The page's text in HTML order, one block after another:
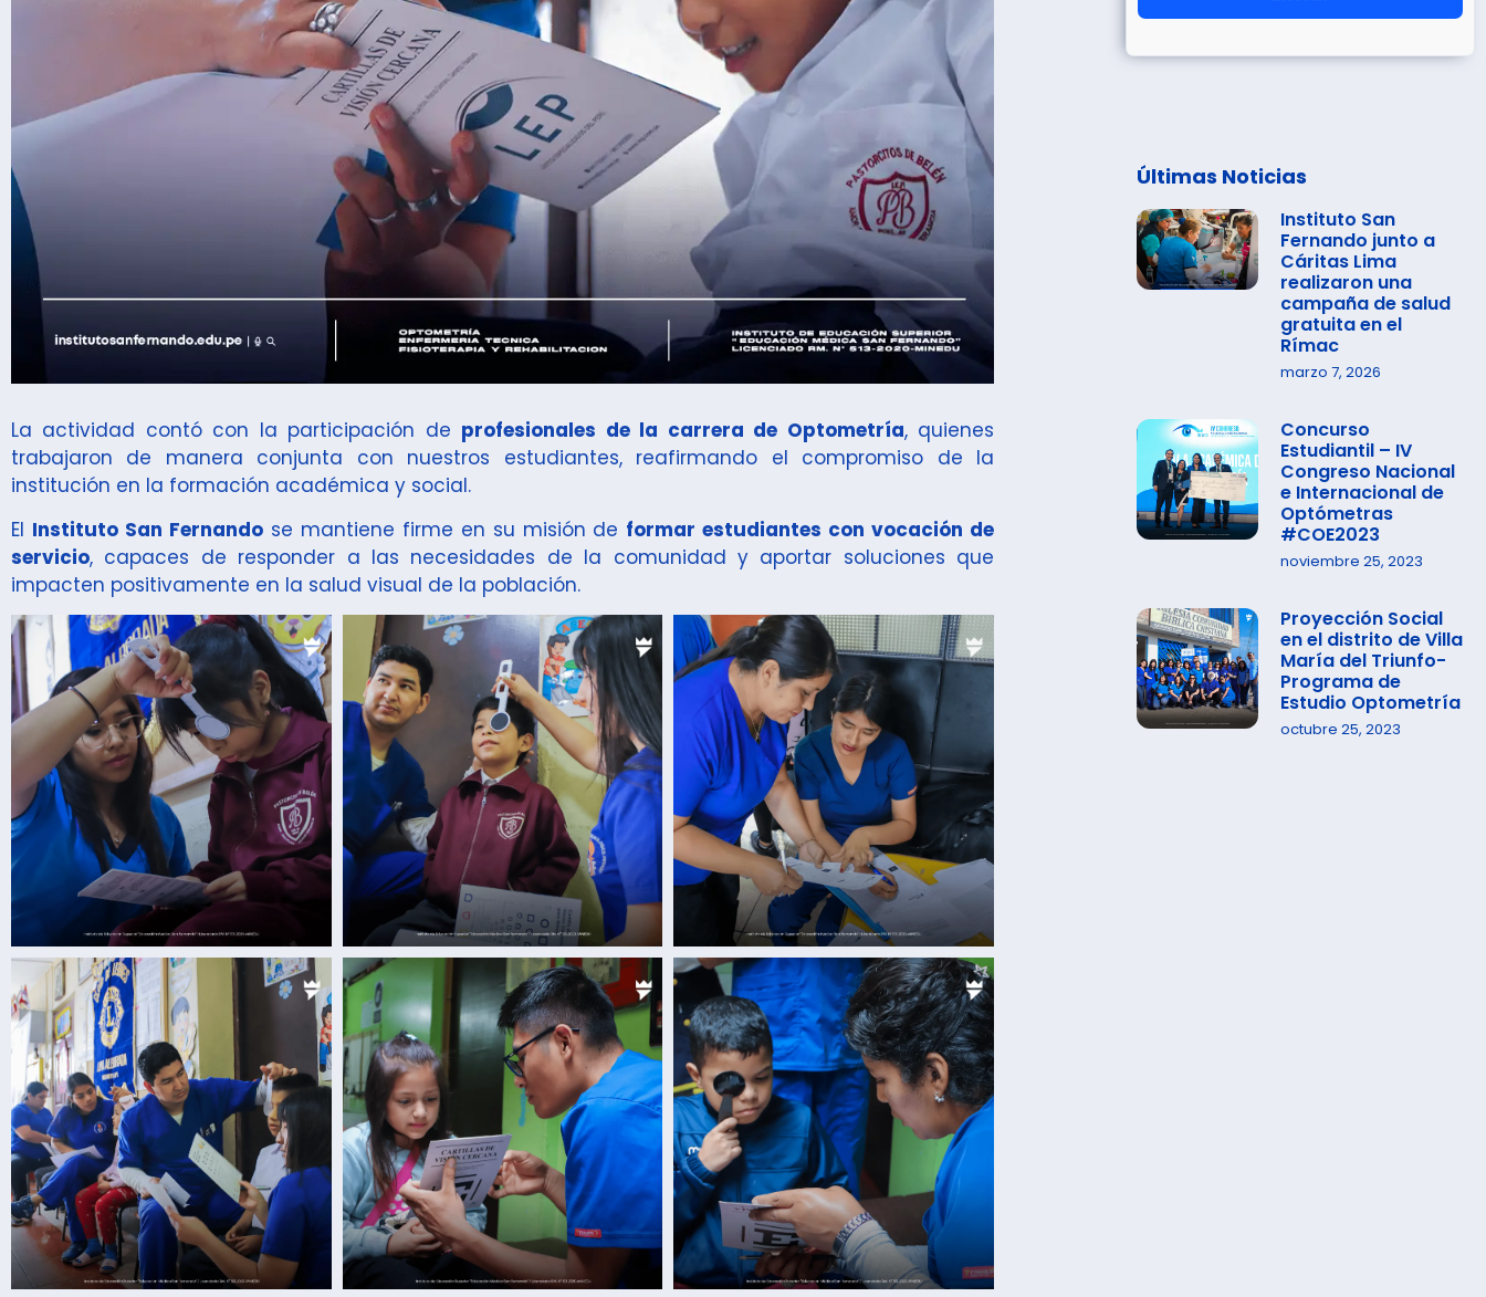
La actividad contó con la participación de profesionales de la carrera de Optometría, quienes
trabajaron de manera conjunta con nuestros estudiantes, reafirmando el compromiso de la
institución en la formación académica y social.
El Instituto San Fernandose mantiene firme en su misión de formar estudiantes con vocación de
servicio, capaces de responder a las necesidades de la comunidad y aportar soluciones que
impacten positivamente en la salud visual de la población.
Últimas Noticias
Instituto San
Fernando junto a
Cáritas Lima
realizaron una
campaña de salud
gratuita en el
Rímac
marzo 7, 2026
Concurso
Estudiantil – IV
Congreso Nacional
e Internacional de
Optómetras
#COE2023
noviembre 25, 2023
Proyección Social
en el distrito de Villa
María del Triunfo-
Programa de
Estudio Optometría
octubre 25, 2023